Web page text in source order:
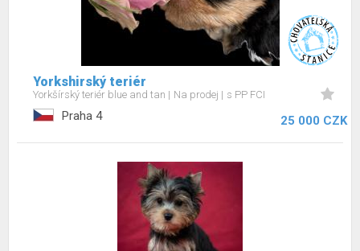
Yorkshirský teriér
Yorkšírský teriér blue and tan Na prodej s PP FCI
Praha 4 25 000 CZK